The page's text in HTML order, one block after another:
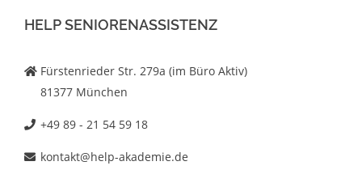
HELP SENIORENASSISTENZ
Fürstenrieder Str. 279a (im Büro Aktiv)
81377 München
+49 89 - 21 54 59 18
kontakt@help-akademie.de